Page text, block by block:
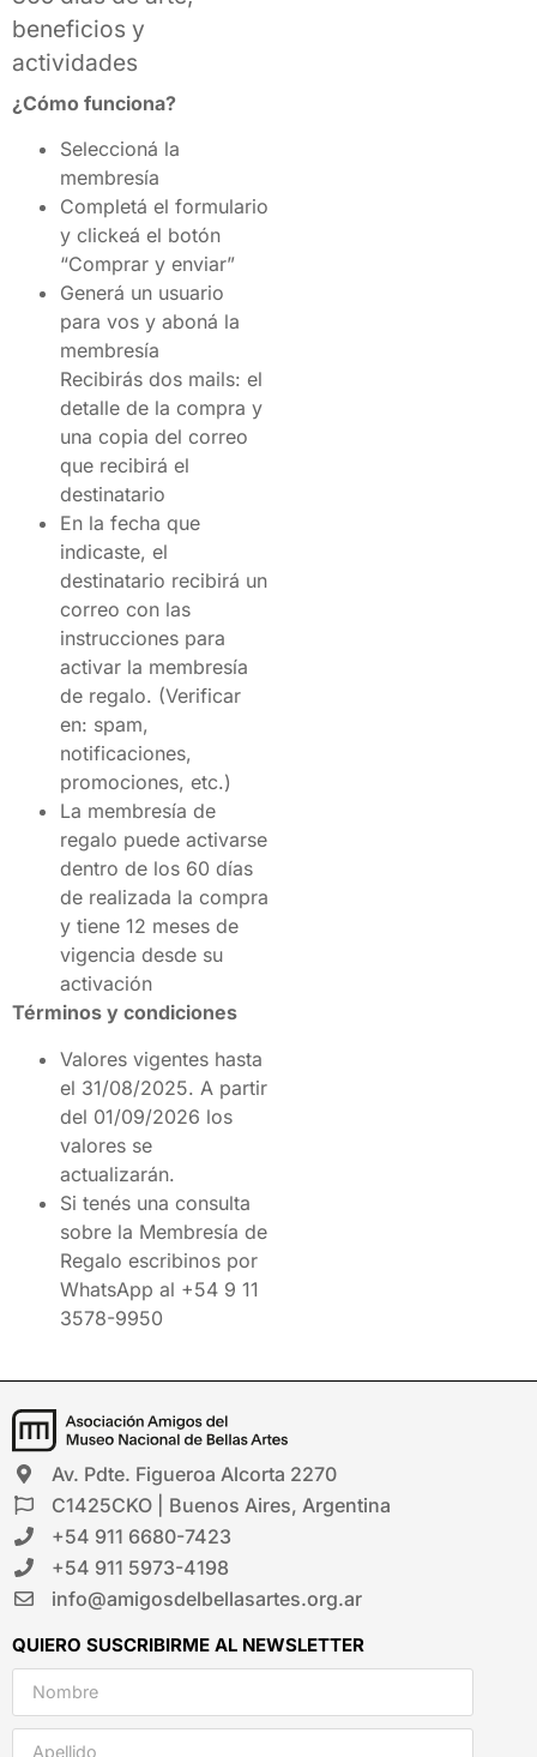
beneficios y
actividades
¿Cómo funciona?
Seleccioná la
membresía
Completá el formulario
y clickeá el botón
“Comprar y enviar”
Generá un usuario
para vos y aboná la
membresía
Recibirás dos mails: el
detalle de la compra y
una copia del correo
que recibirá el
destinatario
En la fecha que
indicaste, el
destinatario recibirá un
correo con las
instrucciones para
activar la membresía
de regalo. (Verificar
en: spam,
notificaciones,
promociones, etc.)
La membresía de
regalo puede activarse
dentro de los 60 días
de realizada la compra
y tiene 12 meses de
vigencia desde su
activación
Términos y condiciones
Valores vigentes hasta
el 31/08/2025. A partir
del 01/09/2026 los
valores se
actualizarán.
Si tenés una consulta
sobre la Membresía de
Regalo escribinos por
WhatsApp al +54 9 11
3578-9950
Av. Pdte. Figueroa Alcorta 2270
C1425CKO | Buenos Aires, Argentina
+54 911 6680-7423
+54 911 5973-4198
info@amigosdelbellasartes.org.ar
QUIERO SUSCRIBIRME AL NEWSLETTER